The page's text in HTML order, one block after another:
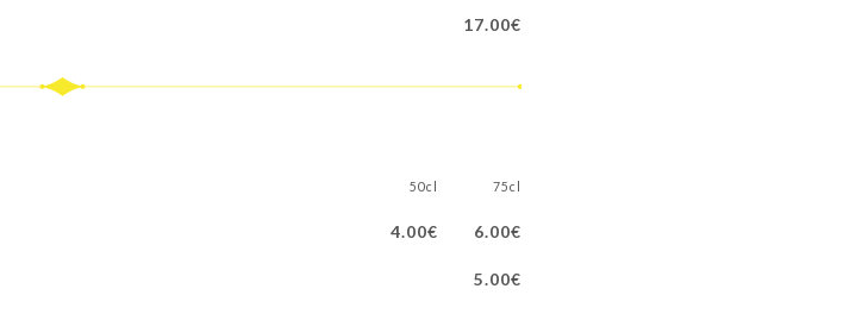
17.00€
50cl 75cl
4.00€ 6.00€
5.00€